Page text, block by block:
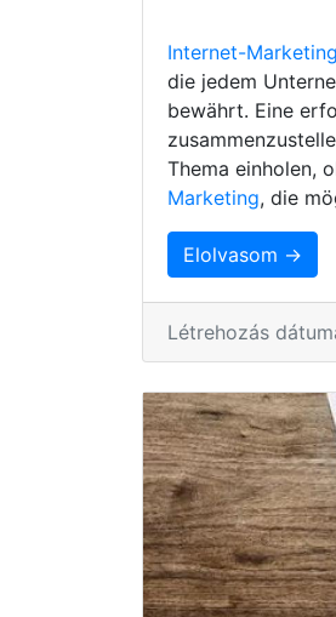
Internet-Marketing
die jedem
bewährt. Eine
Thema einholen,
Marketing, die
Elolvasom →
Létrehozás